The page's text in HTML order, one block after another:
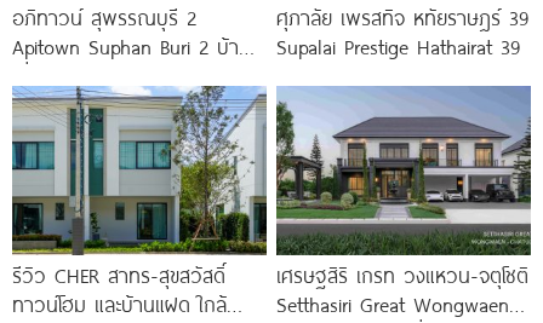
อภิทาวน์ สุพรรณบุรี 2
Apitown Suphan Buri 2 บ้าน
AP ทำเลตรงข้าม
ศุภาลัย เพรสทิจ หทัยราษฎร์ 39
Supalai Prestige Hathairat 39
รีวิว CHER สาทร-สุขสวัสดิ์
ทาวน์โฮม และบ้านแฝด ใกล้
เศรษฐสิริ เกรท วงแหวน-จตุโชติ
Setthasiri Great Wongwaen-